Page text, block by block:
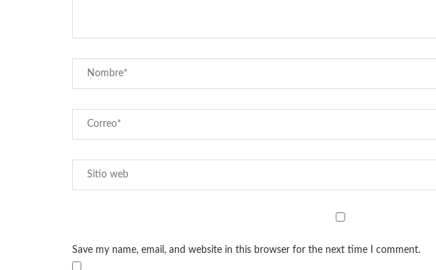
Save my name, email, and website in this browser for the next time I comment.